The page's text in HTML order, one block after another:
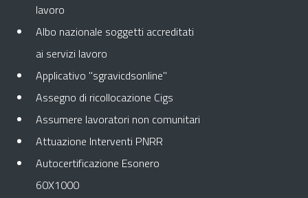
lavoro
Albo nazionale soggetti accreditati
ai servizi lavoro
Applicativo "sgravicdsonline"
Assegno di ricollocazione Cigs
Assumere lavoratori non comunitari
Attuazione Interventi PNRR
Autocertificazione Esonero
60X1000